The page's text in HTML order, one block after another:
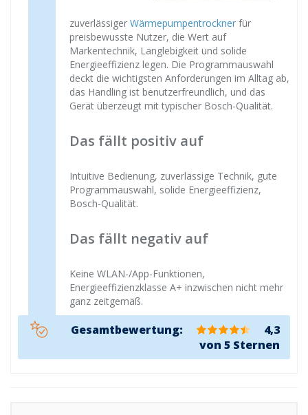
zuverlässiger Wärmepumpentrockner für
preisbewusste Nutzer, die Wert auf
Markentechnik, Langlebigkeit und solide
Energieeffizienz legen. Die Programmauswahl
deckt die wichtigsten Anforderungen im Alltag ab,
das Handling ist benutzerfreundlich, und das
Gerät überzeugt mit typischer Bosch-Qualität.
Das fällt positiv auf
Intuitive Bedienung, zuverlässige Technik, gute
Programmauswahl, solide Energieeffizienz,
Bosch-Qualität.
Das fällt negativ auf
Keine WLAN-/App-Funktionen,
Energieeffizienzklasse A+ inzwischen nicht mehr
ganz zeitgemäß.
Gesamtbewertung:
4,3
von 5 Sternen